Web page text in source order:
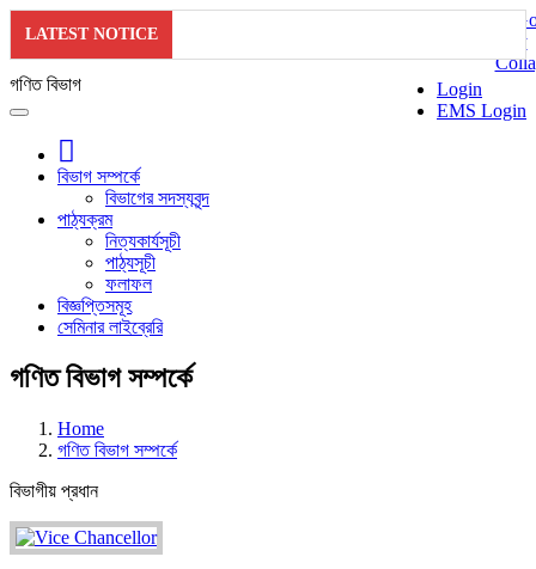
LATEST NOTICE
Login
EMS Login
গণিত বিভাগ
বিভাগ সম্পর্কে
বিভাগের সদস্যবৃন্দ
পাঠ্যক্রম
নিত্যকার্যসূচী
পাঠ্যসূচী
ফলাফল
বিজ্ঞপ্তিসমূহ
সেমিনার লাইব্রেরি
গণিত বিভাগ সম্পর্কে
Home
গণিত বিভাগ সম্পর্কে
বিভাগীয় প্রধান